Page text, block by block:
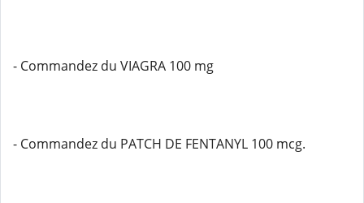
- Commandez du VIAGRA 100 mg
- Commandez du PATCH DE FENTANYL 100 mcg.